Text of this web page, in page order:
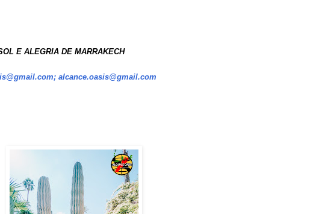
E ALEGRIA DE MARRAKECH
alcance.oasis@gmail.com